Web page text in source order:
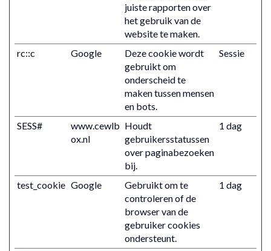
juiste rapporten over
het gebruik van de
website te maken.
rc::c Google
Deze cookie wordt
gebruikt om
onderscheid te
maken tussen mensen
en bots.
Sessie
SESS#
www.cewlb
ox.nl
Houdt
gebruikersstatussen
over paginabezoeken
bij.
1 dag
test_cookie Google
Gebruikt om te
controleren of de
browser van de
gebruiker cookies
ondersteunt.
1 dag